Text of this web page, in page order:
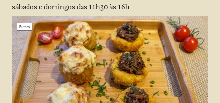
sábados e domingos das 11h30 às 16h